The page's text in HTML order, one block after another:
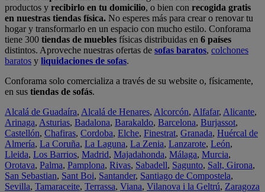
productos y recibirlo en tu domicilio, o bien con recogida gratis
en nuestras tiendas física. No esperes más para crear o renovar tu
hogar y transformarlo en un espacio con mucho estilo. Conforama
tiene 300 tiendas de muebles físicas distribuidas en 6 países
distintos. Aproveche nuestras ofertas de sofas baratos, colchones
baratos y liquidaciones de sofas.
Conforama solo comercializa a través de su website o, físicamente,
en sus tiendas de sofás.
Alcalá de Guadaíra, Alcalá de Henares, Alcorcón, Alfafar, Alicante,
Arinaga, Asturias, Badalona, Barakaldo, Barcelona, Burjassot,
Castellón, Chafiras, Cordoba, Elche, Finestrat, Granada, Huércal de
Almería, La Coruña, La Laguna, La Zenia, Lanzarote, León,
Lleida, Los Barrios, Madrid, Majadahonda, Málaga, Murcia,
Orotava, Palma, Pamplona, Rivas, Sabadell, Sagunto, Salt, Girona,
San Sebastian, Sant Boi, Santander, Santiago de Compostela,
Sevilla, Tamaraceite, Terrassa, Viana, Vilanova i la Geltrú, Zaragoza